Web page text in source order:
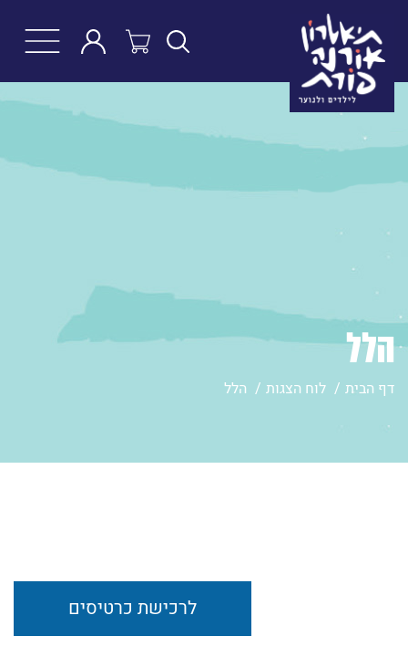
הלל
דף הבית לוח הצגות הלל
לרכישת כרטיסים